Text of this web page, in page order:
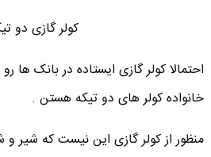
کولر گازی دو
احتمالا کولر گازی ایستاده در بانک ها
خانواده کولر های دو تیکه هستن .
منظور از کولر گازی این نیست که شیر